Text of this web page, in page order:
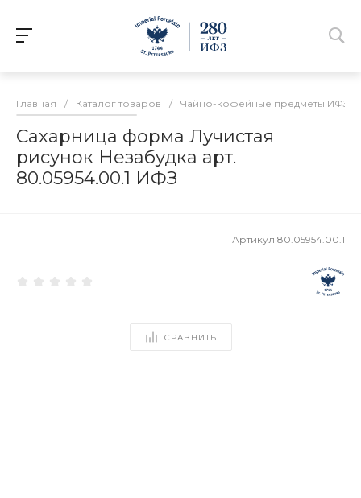
Главная / Каталог товаров / Чайно-кофейные предметы ИФЗ
Сахарница форма Лучистая
рисунок Незабудка арт.
80.05954.00.1 ИФЗ
Артикул 80.05954.00.1
СРАВНИТЬ